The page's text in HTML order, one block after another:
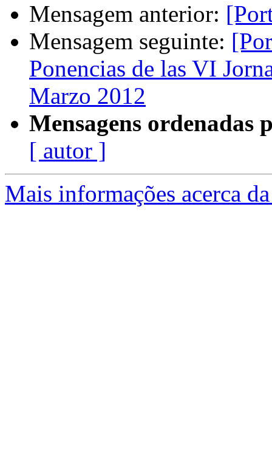
Mensagem anterior:
Mensagem seguinte:
Ponencias de las VI
Marzo 2012
Mensagens ordenadas
[ autor ]
Mais informações acerca